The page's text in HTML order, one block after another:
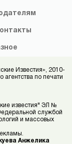
Известия», 2010-
агентства по печати
известия" ЭЛ №
службой
и массовых
Анжелика